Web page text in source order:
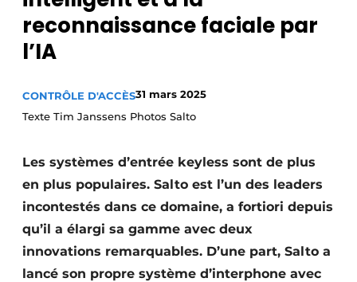
Termes et conditions
Construction bois
Contrôle d’accès
Éclairage
Fondations
Façades
reconnaissance faciale par
l’IA
CONTRÔLE D'ACCÈS31 mars 2025
Texte Tim Janssens Photos Salto
Les systèmes d’entrée keyless sont de plus
en plus populaires. Salto est l’un des leaders
incontestés dans ce domaine, a fortiori depuis
qu’il a élargi sa gamme avec deux
innovations remarquables. D’une part, Salto a
lancé son propre système d’interphone avec